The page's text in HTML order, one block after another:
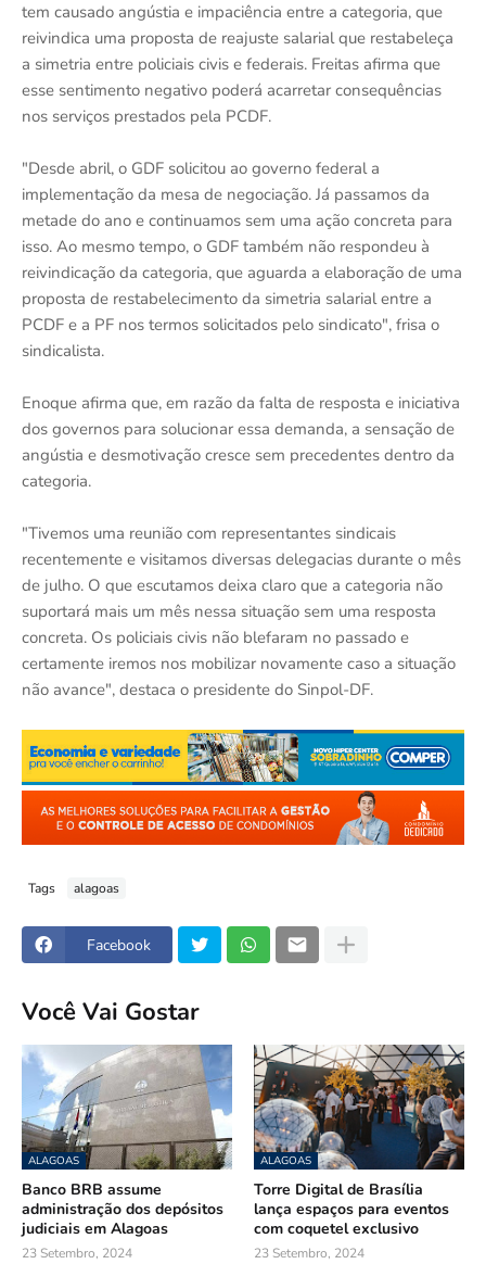
tem causado angústia e impaciência entre a categoria, que
reivindica uma proposta de reajuste salarial que restabeleça
a simetria entre policiais civis e federais. Freitas afirma que
esse sentimento negativo poderá acarretar consequências
nos serviços prestados pela PCDF.
"Desde abril, o GDF solicitou ao governo federal a
implementação da mesa de negociação. Já passamos da
metade do ano e continuamos sem uma ação concreta para
isso. Ao mesmo tempo, o GDF também não respondeu à
reivindicação da categoria, que aguarda a elaboração de uma
proposta de restabelecimento da simetria salarial entre a
PCDF e a PF nos termos solicitados pelo sindicato", frisa o
sindicalista.
Enoque afirma que, em razão da falta de resposta e iniciativa
dos governos para solucionar essa demanda, a sensação de
angústia e desmotivação cresce sem precedentes dentro da
categoria.
"Tivemos uma reunião com representantes sindicais
recentemente e visitamos diversas delegacias durante o mês
de julho. O que escutamos deixa claro que a categoria não
suportará mais um mês nessa situação sem uma resposta
concreta. Os policiais civis não blefaram no passado e
certamente iremos nos mobilizar novamente caso a situação
não avance", destaca o presidente do Sinpol-DF.
Tags alagoas
Facebook
Você Vai Gostar
ALAGOAS
Banco BRB assume
administração dos depósitos
judiciais em Alagoas
23 Setembro, 2024
ALAGOAS
Torre Digital de Brasília
lança espaços para eventos
com coquetel exclusivo
23 Setembro, 2024